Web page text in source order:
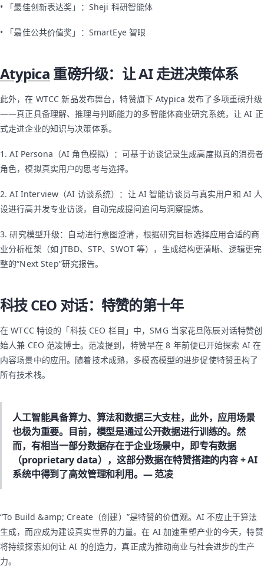
• 「最佳创新表达奖」：Sheji 科研智能体
• 「最佳公共价值奖」：SmartEye 智眼
Atypica 重磅升级：让 AI 走进决策体系
此外，在 WTCC 新品发布舞台，特赞旗下Atypica 发布了多项重磅升级
——真正具备理解、推理与判断能力的多智能体商业研究系统，让 AI 正
式走进企业的知识与决策体系。
1. AI Persona（AI 角色模拟）：可基于访谈记录生成高度拟真的消费者
角色，模拟真实用户的思考与选择。
2. AI Interview（AI 访谈系统）：让 AI 智能访谈员与真实用户和 AI 人
设进行高并发专业访谈，自动完成提问追问与洞察提炼。
3. 研究模型升级：自动进行意图澄清，根据研究目标选择应用合适的商
业分析框架（如 JTBD、STP、SWOT 等），生成结构更清晰、逻辑更完
整的“Next Step”研究报告。
科技 CEO 对话：特赞的第十年
在 WTCC 特设的「科技 CEO 栏目」中，SMG 当家花旦陈辰对话特赞创
始人兼 CEO 范凌博士。范凌提到，特赞早在 8 年前便已开始探索 AI 在
内容场景中的应用。随着技术成熟，多模态模型的进步促使特赞重构了
所有技术栈。
人工智能具备算力、算法和数据三大支柱，此外，应用场景
也极为重要。目前，模型是通过公开数据进行训练的。然
而，有相当一部分数据存在于企业场景中，即专有数据
（proprietary data），这部分数据在特赞搭建的内容 + AI
系统中得到了高效管理和利用。 — 范凌
“To Build &amp; Create（创建）”是特赞的价值观。AI 不应止于算法
生成，而应成为建设真实世界的力量。在 AI 加速重塑产业的今天，特赞
将持续探索如何让 AI 的创造力，真正成为推动商业与社会进步的生产
力。